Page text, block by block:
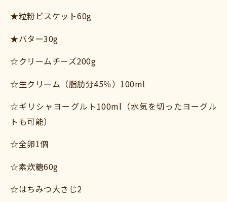
★粒粉ビスケット60g
★バター30g
☆クリームチーズ200g
☆生クリーム（脂肪分45％）100ml
☆ギリシャヨーグルト100ml（水気を切ったヨーグル
トも可能）
☆全卵1個
☆素炊糖60g
☆はちみつ大さじ2